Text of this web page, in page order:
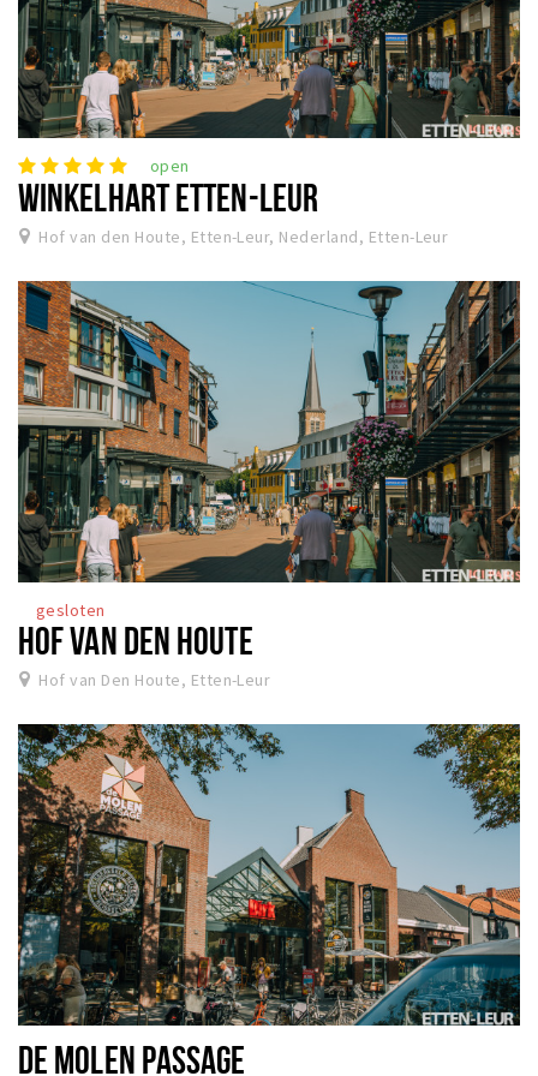
open
WINKELHART ETTEN-LEUR
Hof van den Houte, Etten-Leur, Nederland, Etten-Leur
gesloten
HOF VAN DEN HOUTE
Hof van Den Houte, Etten-Leur
DE MOLEN PASSAGE